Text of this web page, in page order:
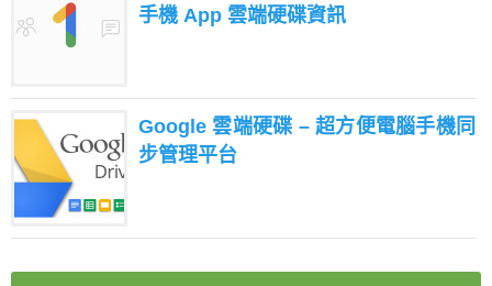
手機 App 雲端硬碟資訊
Google 雲端硬碟 – 超方便電腦手機同
步管理平台